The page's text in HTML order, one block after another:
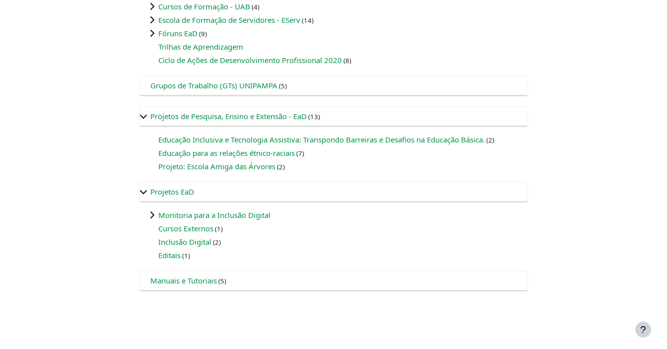
Cursos de Formação - UAB (4)
Escola de Formação de Servidores - EServ(14)
Fóruns EaD (9)
Trilhas de Aprendizagem
Ciclo de Ações de Desenvolvimento Profissional 2020 (8)
Grupos de Trabalho (GTs) UNIPAMPA(5)
Projetos de Pesquisa, Ensino e Extensão - EaD (13)
Educação Inclusiva e Tecnologia Assistiva: Transpondo Barreiras e Desafios na Educação Básica. (2)
Educação para as relações étnico-raciais(7)
Projeto: Escola Amiga das Árvores(2)
Projetos EaD
Monitoria para a Inclusão Digital
Cursos Externos(1)
Inclusão Digital (2)
Editais(1)
Manuais e Tutoriais(5)